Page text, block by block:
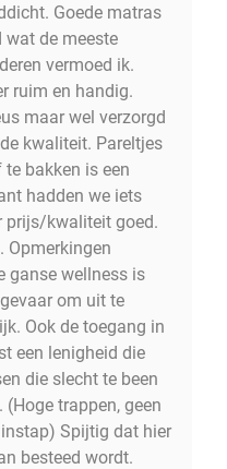
Goede matras
de meeste
vermoed ik.
ruim en handig.
maar wel verzorgd
kwaliteit. Pareltjes
bakken is een
hadden we iets
prijs/kwaliteit goed.
Opmerkingen
ganse wellness is
om uit te
Ook de toegang in
een lenigheid die
die slecht te been
trappen, geen
Spijtig dat hier
besteed wordt.